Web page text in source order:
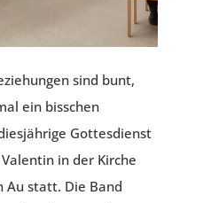
sind bunt,
ein bisschen
Gottesdienst
in der Kirche
statt. Die Band